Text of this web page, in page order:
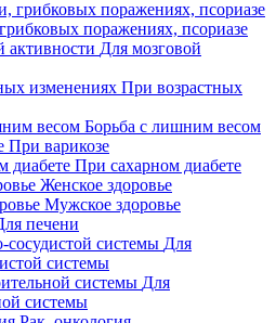
поражениях, псориазе
Для мозговой
При возрастных
Борьба с лишним весом
При варикозе
При сахарном диабете
Женское здоровье
Мужское здоровье
печени
Для
системы
Для
системы